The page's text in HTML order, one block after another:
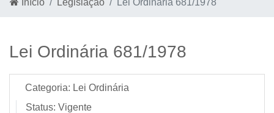
Início Legislação Lei Ordinária 681/1978
Lei Ordinária 681/1978
Categoria: Lei Ordinária
Status: Vigente